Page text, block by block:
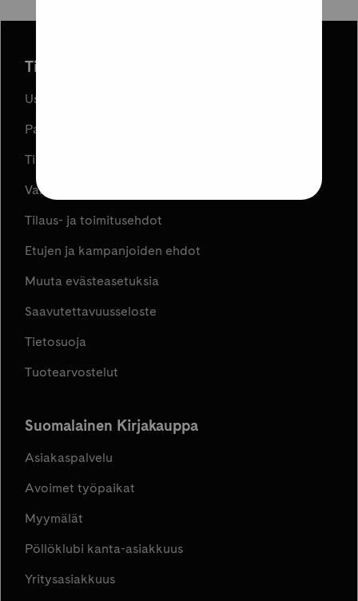
Tilaus ja toimitus
Usein kysyttyä
Palautukset
Tilauksen peruuttaminen
Varaa ja Nouda
Tilaus- ja toimitusehdot
Etujen ja kampanjoiden ehdot
Muuta evästeasetuksia
Saavutettavuusseloste
Tietosuoja
Tuotearvostelut
Suomalainen Kirjakauppa
Asiakaspalvelu
Avoimet työpaikat
Myymälät
Pöllöklubi kanta-asiakkuus
Yritysasiakkuus